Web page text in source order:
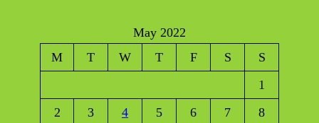
May 2022
M
T W T F S
S
1
2
3 4 5 6 7
8